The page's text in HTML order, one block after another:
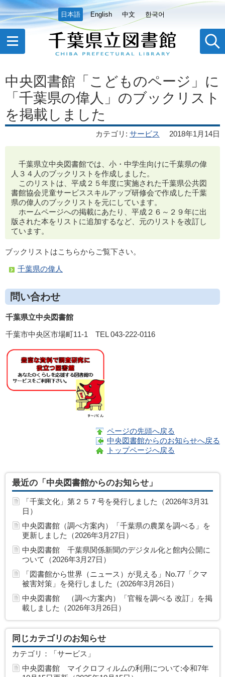
日本語 English 中文 한국어
中央図書館「こどものページ」に
「千葉県の偉人」のブックリスト
を掲載しました
カテゴリ : サービス 2018年1月14日
千葉県立中央図書館では、小・中学生向けに千葉県の偉
人３４人のブックリストを作成しました。
このリストは、平成２５年度に実施された千葉県公共図
書館協会児童サービススキルアップ研修会で作成した千葉
県の偉人のブックリストを元にしています。
ホームページへの掲載にあたり、平成２６～２９年に出
版された本をリストに追加するなど、元のリストを改訂し
ています。
ブックリストはこちらからご覧下さい。
千葉県の偉人
問い合わせ
千葉県立中央図書館
千葉市中央区市場町11-1 TEL 043-222-0116
ページの先頭へ戻る
中央図書館からのお知らせへ戻る
トップページへ戻る
最近の「中央図書館からのお知らせ」
「千葉文化」第２５７号を発行しました（2026年3月31
日）
中央図書館（調べ方案内）「千葉県の農業を調べる」を
更新しました（2026年3月27日）
中央図書館 千葉県関係新聞のデジタル化と館内公開に
ついて（2026年3月27日）
「図書館から世界（ニュース）が見える」No.77「クマ
被害対策」を発行しました（2026年3月26日）
中央図書館 （調べ方案内）「官報を調べる 改訂」を掲
載しました（2026年3月26日）
同じカテゴリのお知らせ
カテゴリ：「サービス」
中央図書館 マイクロフィルムの利用について:令和7年